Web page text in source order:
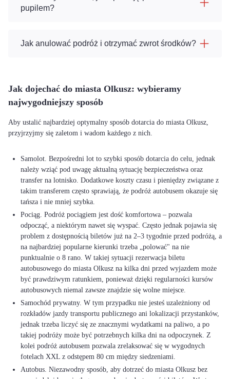
pupilem?
Jak anulować podróż i otrzymać zwrot środków?
Jak dojechać do miasta Olkusz: wybieramy
najwygodniejszy sposób
Aby ustalić najbardziej optymalny sposób dotarcia do miasta Olkusz,
przyjrzyjmy się zaletom i wadom każdego z nich.
Samolot. Bezpośredni lot to szybki sposób dotarcia do celu, jednak
należy wziąć pod uwagę aktualną sytuację bezpieczeństwa oraz
transfer na lotnisko. Dodatkowe koszty czasu i pieniędzy związane z
takim transferem często sprawiają, że podróż autobusem okazuje się
tańsza i nie mniej szybka.
Pociąg. Podróż pociągiem jest dość komfortowa – pozwala
odpocząć, a niektórym nawet się wyspać. Często jednak pojawia się
problem z dostępnością biletów już na 2–3 tygodnie przed podróżą, a
na najbardziej popularne kierunki trzeba „polować" na nie
punktualnie o 8 rano. W takiej sytuacji rezerwacja biletu
autobusowego do miasta Olkusz na kilka dni przed wyjazdem może
być prawdziwym ratunkiem, ponieważ dzięki regularności kursów
autobusowych niemal zawsze znajdzie się wolne miejsce.
Samochód prywatny. W tym przypadku nie jesteś uzależniony od
rozkładów jazdy transportu publicznego ani lokalizacji przystanków,
jednak trzeba liczyć się ze znacznymi wydatkami na paliwo, a po
takiej podróży może być potrzebnych kilka dni na odpoczynek. Z
kolei podróż autobusem pozwala zrelaksować się w wygodnych
fotelach XXL z odstępem 80 cm między siedzeniami.
Autobus. Niezawodny sposób, aby dotrzeć do miasta Olkusz bez